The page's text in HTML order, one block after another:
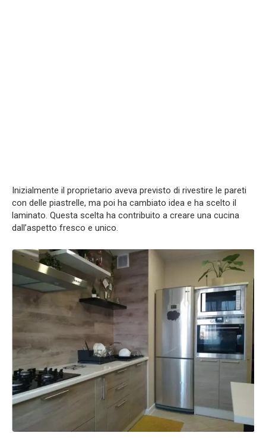
Inizialmente il proprietario aveva previsto di rivestire le pareti
con delle piastrelle, ma poi ha cambiato idea e ha scelto il
laminato. Questa scelta ha contribuito a creare una cucina
dall’aspetto fresco e unico.